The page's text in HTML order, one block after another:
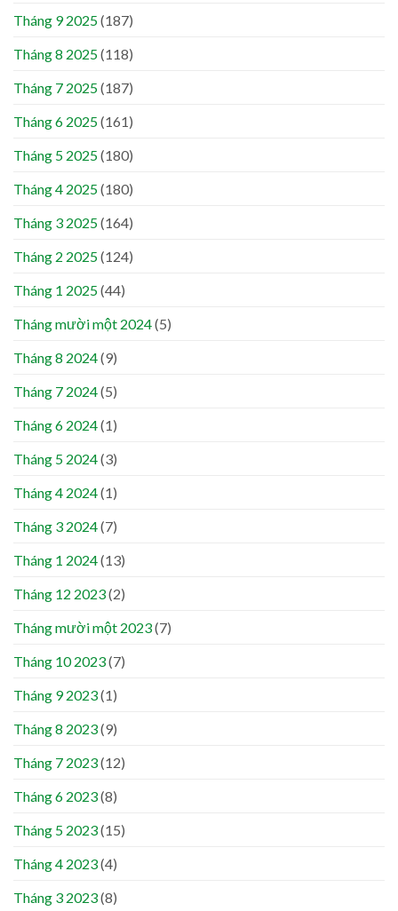
Tháng 9 2025(187)
Tháng 8 2025(118)
Tháng 7 2025(187)
Tháng 6 2025(161)
Tháng 5 2025(180)
Tháng 4 2025(180)
Tháng 3 2025(164)
Tháng 2 2025(124)
Tháng 1 2025(44)
Tháng mười một 2024(5)
Tháng 8 2024(9)
Tháng 7 2024(5)
Tháng 6 2024(1)
Tháng 5 2024(3)
Tháng 4 2024(1)
Tháng 3 2024(7)
Tháng 1 2024(13)
Tháng 12 2023(2)
Tháng mười một 2023(7)
Tháng 10 2023(7)
Tháng 9 2023(1)
Tháng 8 2023(9)
Tháng 7 2023(12)
Tháng 6 2023(8)
Tháng 5 2023(15)
Tháng 4 2023(4)
Tháng 3 2023(8)